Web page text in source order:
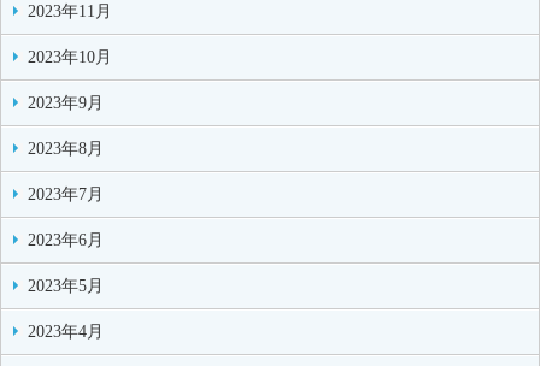
2023年11月
2023年10月
2023年9月
2023年8月
2023年7月
2023年6月
2023年5月
2023年4月